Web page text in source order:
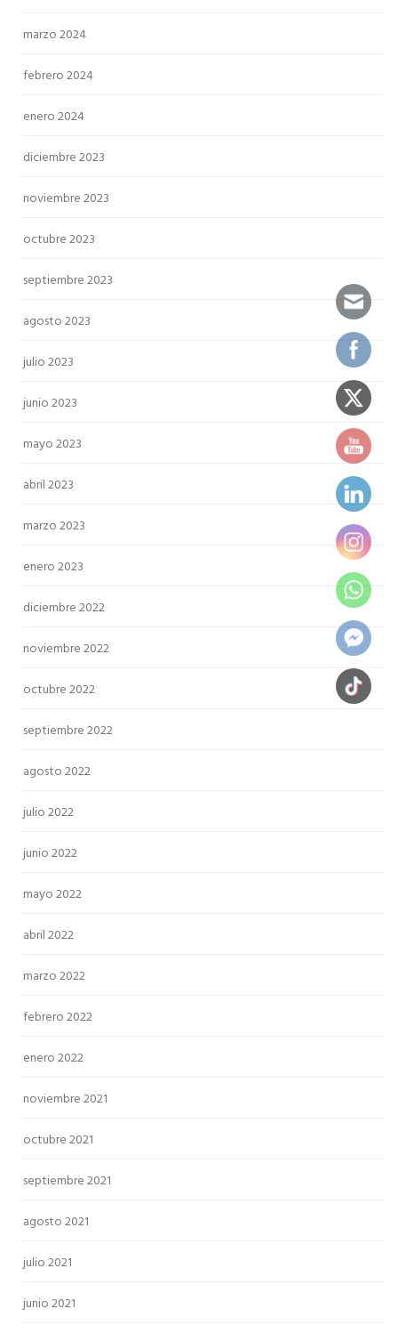
marzo 2024
febrero 2024
enero 2024
diciembre 2023
noviembre 2023
octubre 2023
septiembre 2023
agosto 2023
julio 2023
junio 2023
mayo 2023
abril 2023
marzo 2023
enero 2023
diciembre 2022
noviembre 2022
octubre 2022
septiembre 2022
agosto 2022
julio 2022
junio 2022
mayo 2022
abril 2022
marzo 2022
febrero 2022
enero 2022
noviembre 2021
octubre 2021
septiembre 2021
agosto 2021
julio 2021
junio 2021